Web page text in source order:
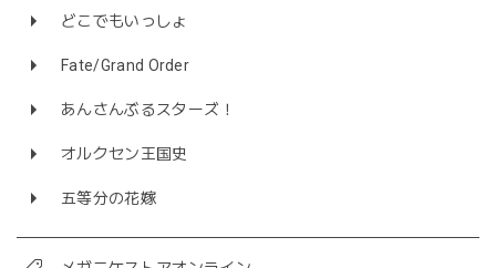
どこでもいっしょ
Fate/Grand Order
あんさんぶるスターズ！
オルクセン王国史
五等分の花嫁